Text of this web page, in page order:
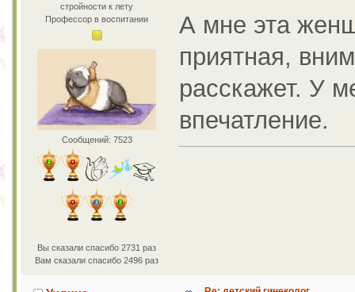
стройности к лету
Профессор в воспитании
Сообщений: 7523
Вы сказали спасибо 2731 раз
Вам сказали спасибо 2496 раз
А мне эта
приятная,
расскажет. У
впечатление.